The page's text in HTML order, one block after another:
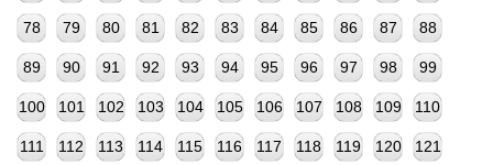
78 79 80 81 82 83 84 85 86 87 88
89 90 91 92 93 94 95 96 97 98 99
100 101 102 103 104 105 106 107 108 109 110
111 112 113 114 115 116 117 118 119 120 121